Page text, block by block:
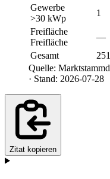
Gewerbe
>30 kWp
1
Freifläche
Freifläche
—
Gesamt
251
Quelle:
· Stand: 2026-07-28
Zitat kopieren